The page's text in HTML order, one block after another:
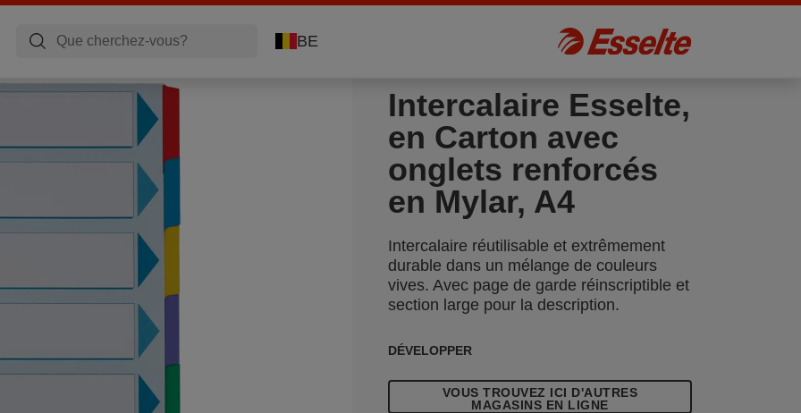
BE
Intercalaire Esselte,
en Carton avec
onglets renforcés
en Mylar, A4
Intercalaire réutilisable et extrêmement
durable dans un mélange de couleurs
vives. Avec page de garde réinscriptible et
section large pour la description.
DÉVELOPPER
VOUS TROUVEZ ICI D'AUTRES
MAGASINS EN LIGNE